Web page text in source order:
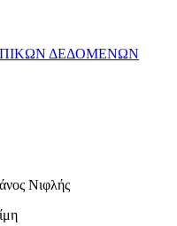
ΔΕΔΟΜΕΝΩΝ
Νιφλής